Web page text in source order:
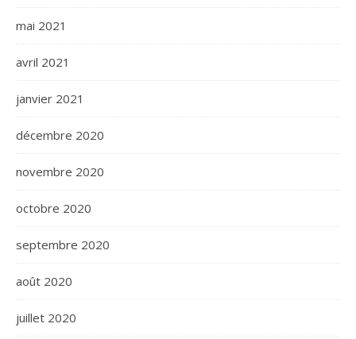
mai 2021
avril 2021
janvier 2021
décembre 2020
novembre 2020
octobre 2020
septembre 2020
août 2020
juillet 2020